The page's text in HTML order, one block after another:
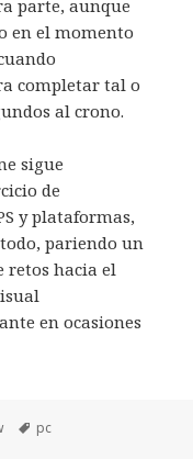
parte, aunque
en el momento
completar tal o
al crono.
sigue
de
y plataformas,
pariendo un
retos hacia el
en ocasiones
Etiquetas
pc